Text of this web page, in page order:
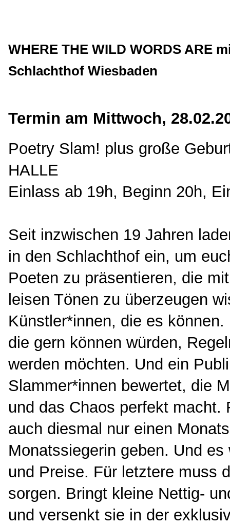
WHERE THE WILD WORDS ARE
Schlachthof Wiesbaden
Termin am Mittwoch,
Poetry Slam! plus große
HALLE
Einlass ab 19h, Beginn 20h,
Seit inzwischen 19 Jahren
in den Schlachthof ein, um
Poeten zu präsentieren, die
leisen Tönen zu überzeugen
Künstler*innen, die es
die gern können würden,
werden möchten. Und ein
Slammer*innen bewertet, die
und das Chaos perfekt macht.
auch diesmal nur einen
Monatssiegerin geben. Und
und Preise. Für letztere muss
sorgen. Bringt kleine Nettig-
und versenkt sie in der